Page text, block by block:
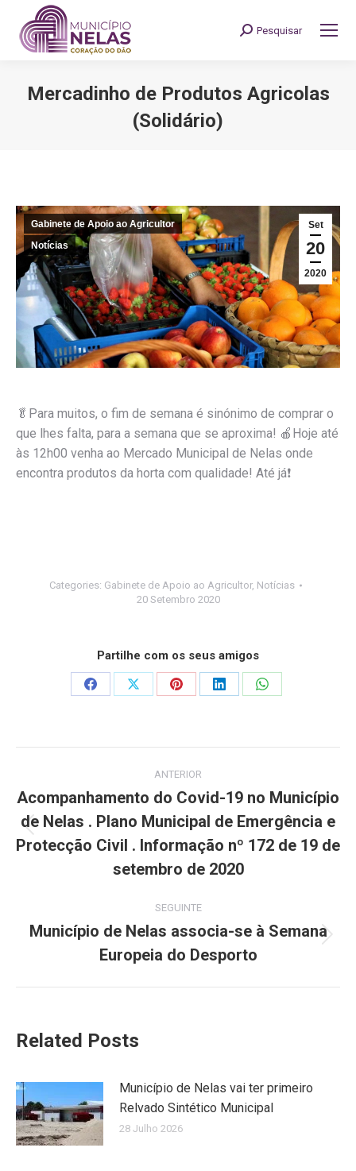
Search:
Pesquisar
Mercadinho de Produtos Agricolas
(Solidário)
Set
20
2020
Gabinete de Apoio ao Agricultor
Notícias
🥬Para muitos, o fim de semana é sinónimo de comprar o
que lhes falta, para a semana que se aproxima! 🍎Hoje até
às 12h00 venha ao Mercado Municipal de Nelas onde
encontra produtos da horta com qualidade! Até já❗
Categories: Gabinete de Apoio ao Agricultor, Notícias
20 Setembro 2020
Partilhe com os seus amigos
Share
Share
Share
Share
Share
navigation
ANTERIOR
Previous
post:
Acompanhamento do Covid-19 no Município
de Nelas . Plano Municipal de Emergência e
Protecção Civil . Informação nº 172 de 19 de
setembro de 2020
SEGUINTE
post:
Município de Nelas associa-se à Semana
Europeia do Desporto
Related Posts
Município de Nelas vai ter primeiro
Relvado Sintético Municipal
28 Julho 2026